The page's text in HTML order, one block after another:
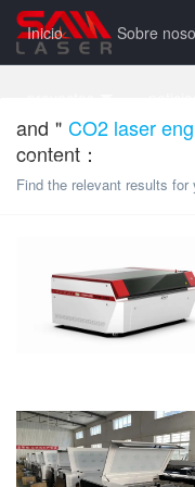
Inicio Sobre
Póngase en contacto
and＂ CO2 laser
content：
Find the relevant results for